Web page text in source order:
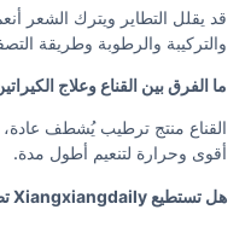
قد يقلل التطاير ويترك الشعر
والتركيبة والرطوبة وطريقة
ما الفرق بين القناع وعلاج
القناع منتج ترطيب يُشطف عادة،
أقوى وحرارة لتنعيم أطول مدة.
هل تستطيع Xiangxiangdaily تطوير أقنعة كيراتين بعلامة خاصة؟